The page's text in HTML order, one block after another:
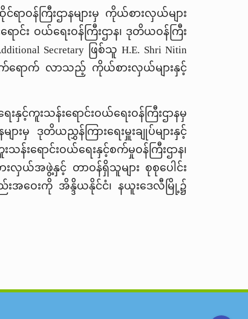
ဝန်ကြီးဌာနများမှ ကိုယ်စားလှယ်များ
င်း ဝယ်ရေးဝန်ကြီးဌာန၊ ဒုတိယဝန်ကြီး
Secretary ဖြစ်သူ H.E. Shri Nitin
ောက် လာသည့် ကိုယ်စားလှယ်များနှင့်
သန်းရောင်းဝယ်ရေးဝန်ကြီးဌာနမှ
ားမှ ဒုတိယညွှန်ကြားရေးမှူးချုပ်များနှင့်
န်းရောင်းဝယ်ရေးနှင့်စက်မှုဝန်ကြီးဌာန၊
လှယ်အဖွဲ့နှင့် တာဝန်ရှိသူများ စုစုပေါင်း
အဝေးကို အိန္ဒိယနိုင်ငံ၊ နယူးဒေလီမြို့၌